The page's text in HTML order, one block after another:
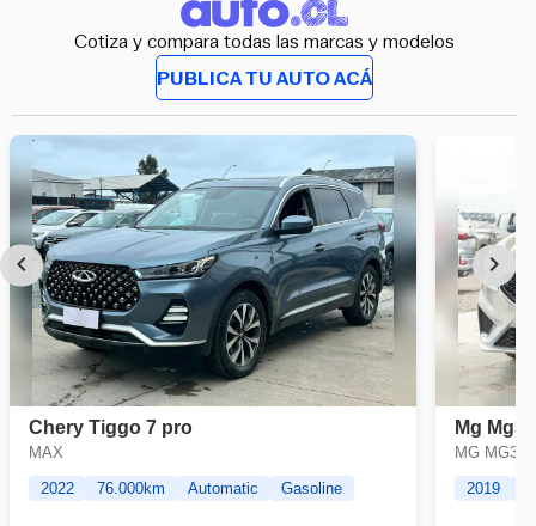
Cotiza y compara todas las marcas y modelos
PUBLICA TU AUTO ACÁ